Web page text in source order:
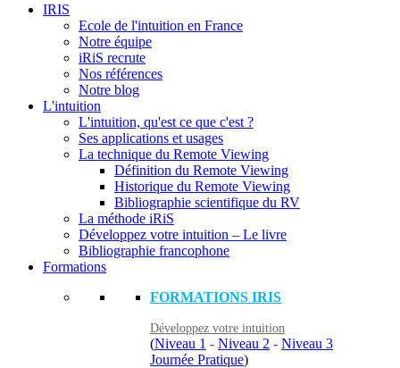
IRIS
Ecole de l'intuition en France
Notre équipe
iRiS recrute
Nos références
Notre blog
L'intuition
L'intuition, qu'est ce que c'est ?
Ses applications et usages
La technique du Remote Viewing
Définition du Remote Viewing
Historique du Remote Viewing
Bibliographie scientifique du RV
La méthode iRiS
Développez votre intuition – Le livre
Bibliographie francophone
Formations
FORMATIONS IRIS
Développez votre intuition
(Niveau 1 - Niveau 2 - Niveau 3
Journée Pratique)